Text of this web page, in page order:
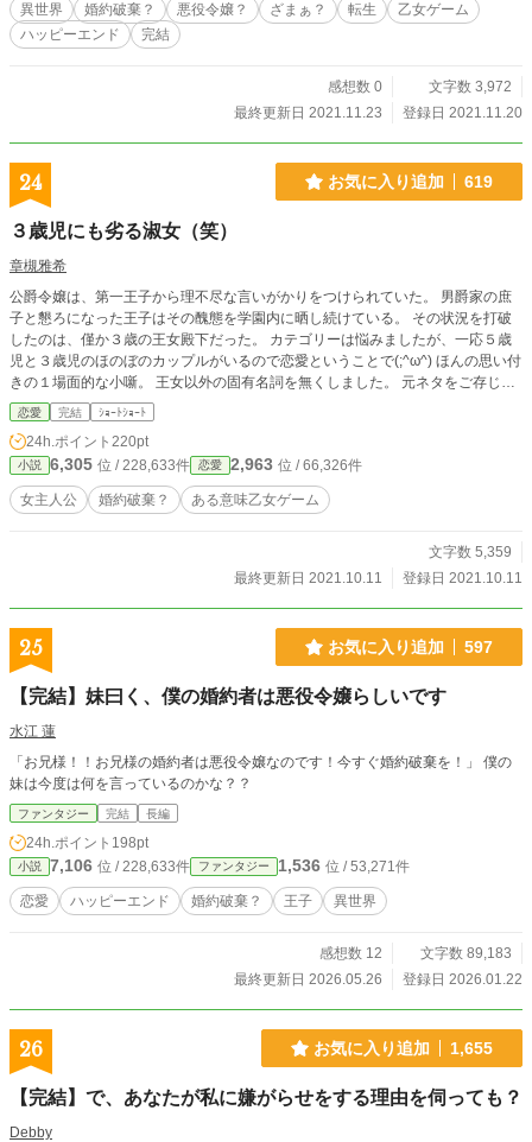
異世界 婚約破棄？ 悪役令嬢？ ざまぁ？ 転生
乙女ゲーム
ハッピーエンド
完結
感想数 0
文字数 3,972
最終更新日 2021.11.23
登録日 2021.11.20
24 お気に入り追加 619
３歳児にも劣る淑女（笑）
章槻雅希
公爵令嬢は、第一王子から理不尽な言いがかりをつけられていた。 男爵家の庶
子と懇ろになった王子はその醜態を学園内に晒し続けている。 その状況を打破
したのは、僅か３歳の王女殿下だった。 カテゴリーは悩みましたが、一応５歳
児と３歳児のほのぼのカップルがいるので恋愛ということで(;^ω^) ほんの思い付
きの１場面的な小噺。 王女以外の固有名詞を無くしました。 元ネタをご存じの
方にはご不快な思いをさせてしまい申し訳ありません。 創作SNSでの、ジャン
ル外での配慮に欠けておりました。
恋愛 完結 ｼｮｰﾄｼｮｰﾄ
24h.ポイント 220pt
小説 6,305 位 / 228,633件 恋愛 2,963 位 / 66,326件
女主人公 婚約破棄？ ある意味乙女ゲーム
文字数 5,359
最終更新日 2021.10.11
登録日 2021.10.11
25 お気に入り追加 597
【完結】妹曰く、僕の婚約者は悪役令嬢らしいです
水江 蓮
「お兄様！！お兄様の婚約者は悪役令嬢なのです！今すぐ婚約破棄を！」 僕の
妹は今度は何を言っているのかな？？
ファンタジー 完結 長編
24h.ポイント 198pt
小説 7,106 位 / 228,633件 ファンタジー 1,536 位 / 53,271件
恋愛 ハッピーエンド 婚約破棄？ 王子 異世界
感想数 12
文字数 89,183
最終更新日 2026.05.26
登録日 2026.01.22
26 お気に入り追加 1,655
【完結】で、あなたが私に嫌がらせをする理由を伺っても？
Debby